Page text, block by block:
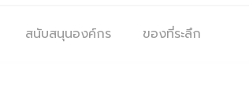
สนับสนุนองค์กร ของที่ระลึก